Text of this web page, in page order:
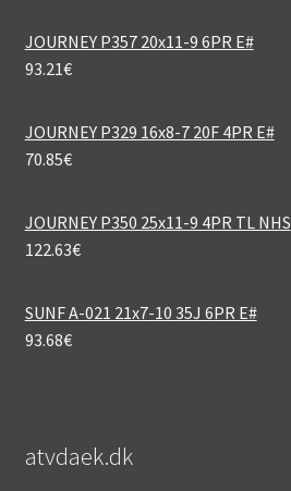
JOURNEY P357 20x11-9 6PR E#
93.21€
JOURNEY P329 16x8-7 20F 4PR E#
70.85€
JOURNEY P350 25x11-9 4PR TL NHS
122.63€
SUNF A-021 21x7-10 35J 6PR E#
93.68€
atvdaek.dk